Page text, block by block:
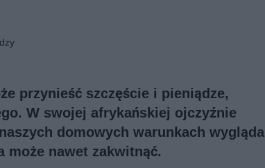
przynieść szczęście i pieniądze,
W swojej afrykańskiej ojczyźnie
domowych warunkach wygląda
może nawet zakwitnąć.